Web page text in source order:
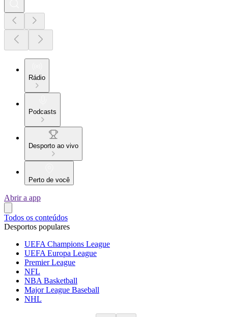
Rádio
Podcasts
Desporto ao vivo
Perto de você
Abrir a app
Todos os conteúdos
Desportos populares
UEFA Champions League
UEFA Europa League
Premier League
NFL
NBA Basketball
Major League Baseball
NHL